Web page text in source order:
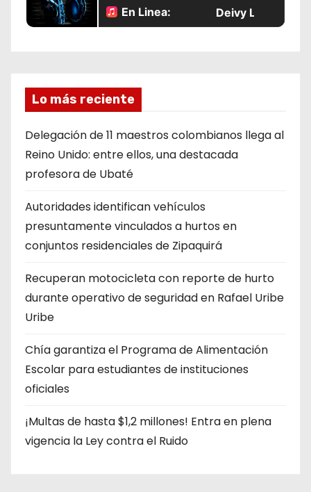
Lo más reciente
Delegación de 11 maestros colombianos llega al
Reino Unido: entre ellos, una destacada
profesora de Ubaté
Autoridades identifican vehículos
presuntamente vinculados a hurtos en
conjuntos residenciales de Zipaquirá
Recuperan motocicleta con reporte de hurto
durante operativo de seguridad en Rafael Uribe
Uribe
Chía garantiza el Programa de Alimentación
Escolar para estudiantes de instituciones
oficiales
¡Multas de hasta $1,2 millones! Entra en plena
vigencia la Ley contra el Ruido